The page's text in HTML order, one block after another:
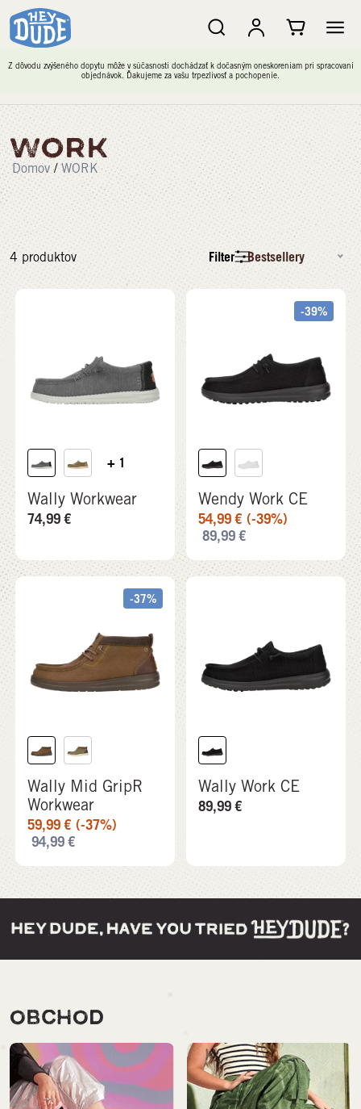
Z dôvodu zvýšeného dopytu môže v súčasnosti dochádzať k dočasným oneskoreniam pri spracovaní
objednávok. Ďakujeme za vašu trpezlivosť a pochopenie.
WORK
Domov / WORK
4 produktov Filter Bestsellery
+ 1
Wally Workwear
74,99€
-39%
Wendy Work CE
54,99€ (-39%)
89,99€
-37%
Wally Mid GripR
Workwear
59,99€ (-37%)
94,99€
Wally Work CE
89,99€
OBCHOD